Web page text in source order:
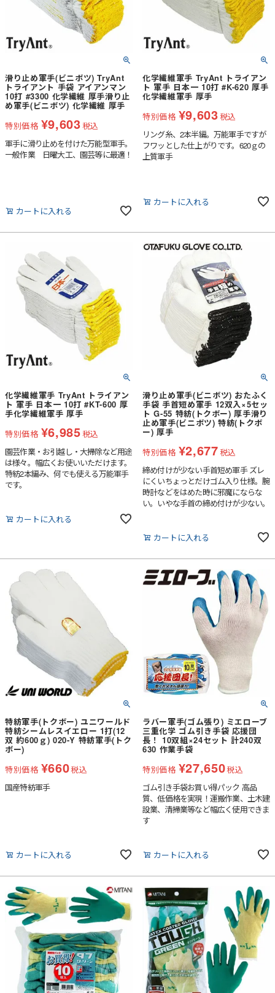
滑り止め軍手(ビニボツ) TryAnt
トライアント 手袋 アイアンマン
10打 #3300 化学繊維 厚手滑り止
め軍手(ビニボツ) 化学繊維 厚手
特別価格 ¥9,603税込
軍手に滑り止めを付けた万能型軍手。
一般作業 日曜大工、園芸等に最適！
カートに入れる
化学繊維軍手 TryAnt トライアン
ト 軍手 日本一 10打 #K-620 厚手
化学繊維軍手 厚手
特別価格 ¥9,603税込
リング糸、2本半編。万能軍手ですが
フワッとした仕上がりです。620ｇの
上質軍手
カートに入れる
化学繊維軍手 TryAnt トライアン
ト 軍手 日本一 10打 #KT-600 厚
手化学繊維軍手 厚手
特別価格 ¥6,985税込
園芸作業・お引越し・大掃除など用途
は様々。幅広くお使いいただけます。
特紡2本編み、何でも使える万能軍手
です。
カートに入れる
滑り止め軍手(ビニボツ) おたふく
手袋 手首短め軍手 12双入×5セッ
ト G-55 特紡(トクボー) 厚手滑り
止め軍手(ビニボツ) 特紡(トクボ
ー) 厚手
特別価格 ¥2,677税込
締め付けが少ない手首短め軍手 ズレ
にくいちょっとだけゴム入り仕様。腕
時計などをはめた時に邪魔にならな
い。いやな手首の締め付けが少ない。
カートに入れる
特紡軍手(トクボー) ユニワールド
特紡シームレスイエロー 1打(12
双 約600ｇ) 020-Y 特紡軍手(トク
ボー)
特別価格 ¥660税込
国産特紡軍手
カートに入れる
ラバー軍手(ゴム張り) ミエローブ
三重化学 ゴム引き手袋 応援団
長！ 10双組×24セット 計240双
630 作業手袋
特別価格 ¥27,650税込
ゴム引き手袋お買い得パック 高品
質、低価格を実現！運搬作業、土木建
設業、清掃業等など幅広く使用できま
す
カートに入れる